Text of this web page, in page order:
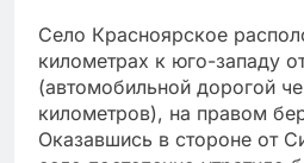
Село Красноярское
километрах к юго-западу
(автомобильной дорогой
километров), на правом
Оказавшись в стороне от